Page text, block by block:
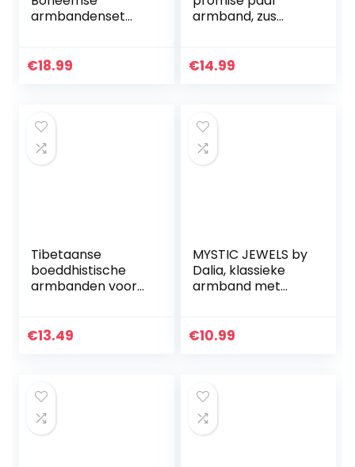
armbandenset
verstelbare
€18.99
armband, zus
voor vriend
€14.99
Tibetaanse
boeddhistische
armbanden voor
soorten/kleuren
€13.49
MYSTIC JEWELS by
Dalia, klassieke
armband met
€10.99